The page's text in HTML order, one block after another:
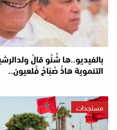
بالفيديو..ها شْنُو قالْ
التنموية هاذْ صْبَاحْ فْلعيون..
مستجدات